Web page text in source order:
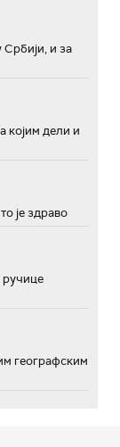
и за
којим дели и
је здраво
ручице
географским